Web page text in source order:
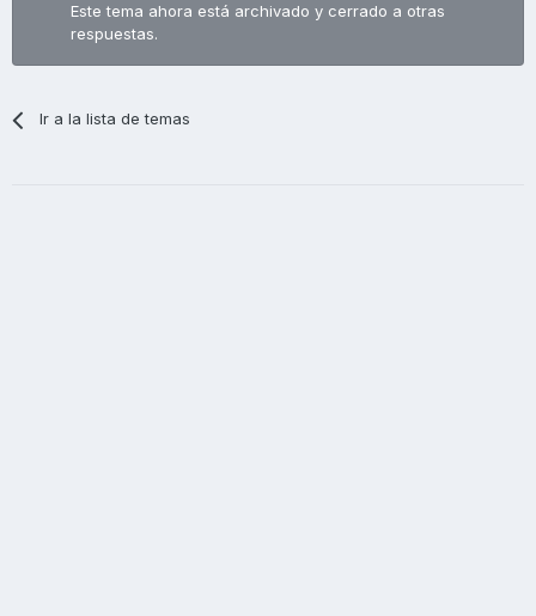
Este tema ahora está archivado y cerrado a otras
respuestas.
Ir a la lista de temas